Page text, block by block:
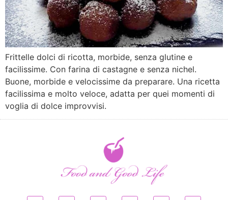
Frittelle dolci di ricotta, morbide, senza glutine e
facilissime. Con farina di castagne e senza nichel.
Buone, morbide e velocissime da preparare. Una ricetta
facilissima e molto veloce, adatta per quei momenti di
voglia di dolce improvvisi.